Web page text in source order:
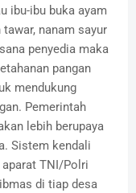
ibu-ibu buka ayam
nanam sayur
penyedia maka
pangan
mendukung
Pemerintah
lebih berupaya
Sistem kendali
TNI/Polri
di tiap desa